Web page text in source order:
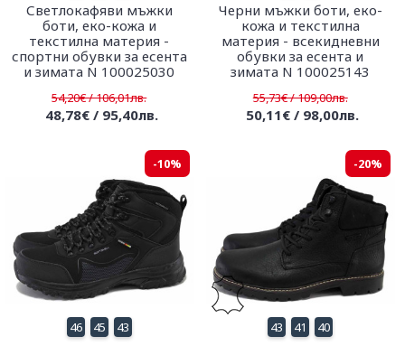
Светлокафяви мъжки
боти, еко-кожа и
текстилна материя -
спортни обувки за есента
и зимата N 100025030
54,20€ / 106,01лв.
48,78€ / 95,40лв.
Черни мъжки боти, еко-
кожа и текстилна
материя - всекидневни
обувки за есента и
зимата N 100025143
55,73€ / 109,00лв.
50,11€ / 98,00лв.
-10%
46 45 43
-20%
43 41 40